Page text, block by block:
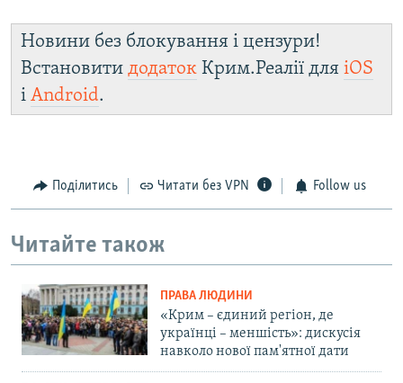
Новини без блокування і цензури!
Встановити додаток Крим.Реалії для iOS
і Android.
Поділитись Читати без VPN Follow us
Читайте також
ПРАВА ЛЮДИНИ
«Крим – єдиний регіон, де
українці – меншість»: дискусія
навколо нової пам'ятної дати